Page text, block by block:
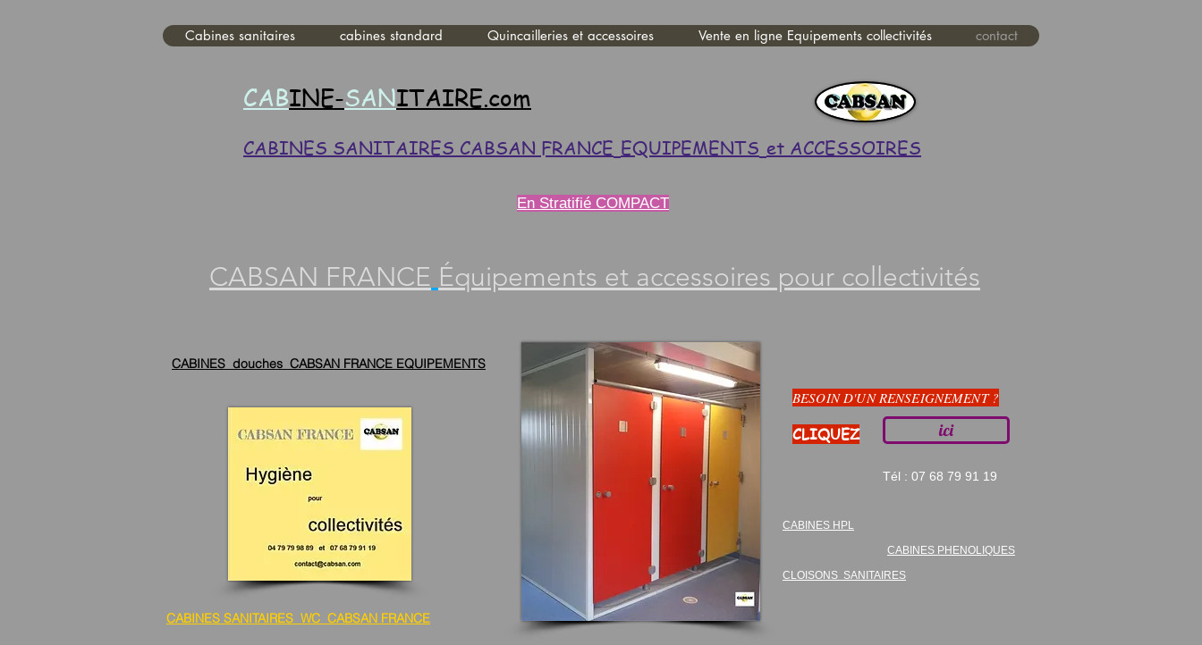
Cabines sanitaires cabines standard Quincailleries et accessoires Vente en ligne Equipements collectivités contact
CABINE-SANITAIRE.com
CABINES SANITAIRES CABSAN FRANCE EQUIPEMENTS et ACCESSOIRES
En Stratifié COMPACT
CABSAN FRANCE Équipements et accessoires pour collectivités
CABINES douches CABSAN FRANCE EQUIPEMENTS
CABINES SANITAIRES WC CABSAN FRANCE
BESOIN D'UN RENSEIGNEMENT ?
CLIQUEZ ici
Tél : 07 68 79 91 19
CABINES HPL
CABINES PHENOLIQUES
CLOISONS SANITAIRES